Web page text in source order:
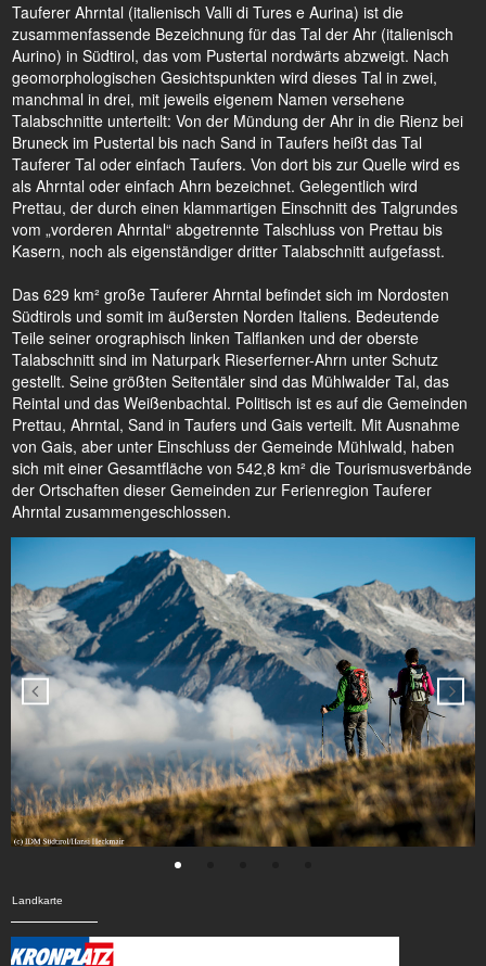
Tauferer Ahrntal (italienisch Valli di Tures e Aurina) ist die
zusammenfassende Bezeichnung für das Tal der Ahr (italienisch
Aurino) in Südtirol, das vom Pustertal nordwärts abzweigt. Nach
geomorphologischen Gesichtspunkten wird dieses Tal in zwei,
manchmal in drei, mit jeweils eigenem Namen versehene
Talabschnitte unterteilt: Von der Mündung der Ahr in die Rienz bei
Bruneck im Pustertal bis nach Sand in Taufers heißt das Tal
Tauferer Tal oder einfach Taufers. Von dort bis zur Quelle wird es
als Ahrntal oder einfach Ahrn bezeichnet. Gelegentlich wird
Prettau, der durch einen klammartigen Einschnitt des Talgrundes
vom „vorderen Ahrntal“ abgetrennte Talschluss von Prettau bis
Kasern, noch als eigenständiger dritter Talabschnitt aufgefasst.
Das 629 km² große Tauferer Ahrntal befindet sich im Nordosten
Südtirols und somit im äußersten Norden Italiens. Bedeutende
Teile seiner orographisch linken Talflanken und der oberste
Talabschnitt sind im Naturpark Rieserferner-Ahrn unter Schutz
gestellt. Seine größten Seitentäler sind das Mühlwalder Tal, das
Reintal und das Weißenbachtal. Politisch ist es auf die Gemeinden
Prettau, Ahrntal, Sand in Taufers und Gais verteilt. Mit Ausnahme
von Gais, aber unter Einschluss der Gemeinde Mühlwald, haben
sich mit einer Gesamtfläche von 542,8 km² die Tourismusverbände
der Ortschaften dieser Gemeinden zur Ferienregion Tauferer
Ahrntal zusammengeschlossen.
Landkarte